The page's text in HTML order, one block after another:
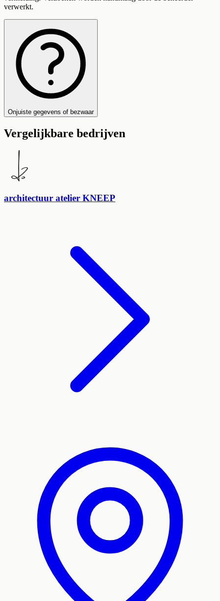
verwerkt.
Onjuiste gegevens of bezwaar
Vergelijkbare bedrijven
architectuur atelier KNEEP